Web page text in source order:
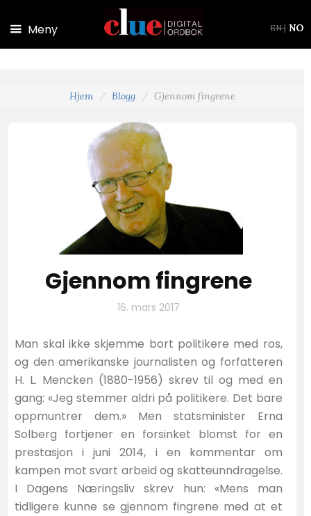
Meny EN| NO
Hjem Blogg Gjennom fingrene
Gjennom fingrene
16. mars 2017
Man skal ikke skjemme bort politikere med ros,
og den amerikanske journalisten og forfatteren
H. L. Mencken (1880-1956) skrev til og med en
gang: «Jeg stemmer aldri på politikere. Det bare
oppmuntrer dem.» Men statsminister Erna
Solberg fortjener en forsinket blomst for en
prestasjon i juni 2014, i en kommentar om
kampen mot svart arbeid og skatteunndragelse.
I Dagens Næringsliv skrev hun: «Mens man
tidligere kunne se gjennom fingrene med at et